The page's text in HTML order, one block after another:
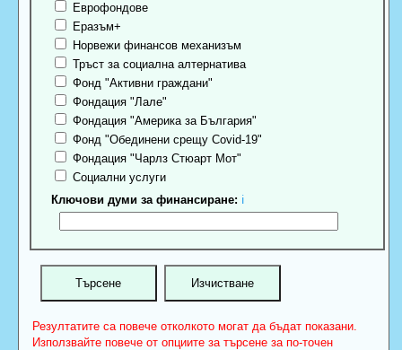
Еврофондове
Еразъм+
Норвежи финансов механизъм
Тръст за социална алтернатива
Фонд "Активни граждани"
Фондация "Лале"
Фондация "Америка за България"
Фонд "Обединени срещу Covid-19"
Фондация "Чарлз Стюарт Мот"
Социални услуги
Ключови думи за финансиране: ℹ
Резултатите са повече отколкото могат да бъдат показани.
Използвайте повече от опциите за търсене за по-точен